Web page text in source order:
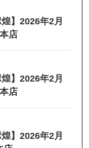
】2026年2月
店
】2026年2月
店
】2026年2月